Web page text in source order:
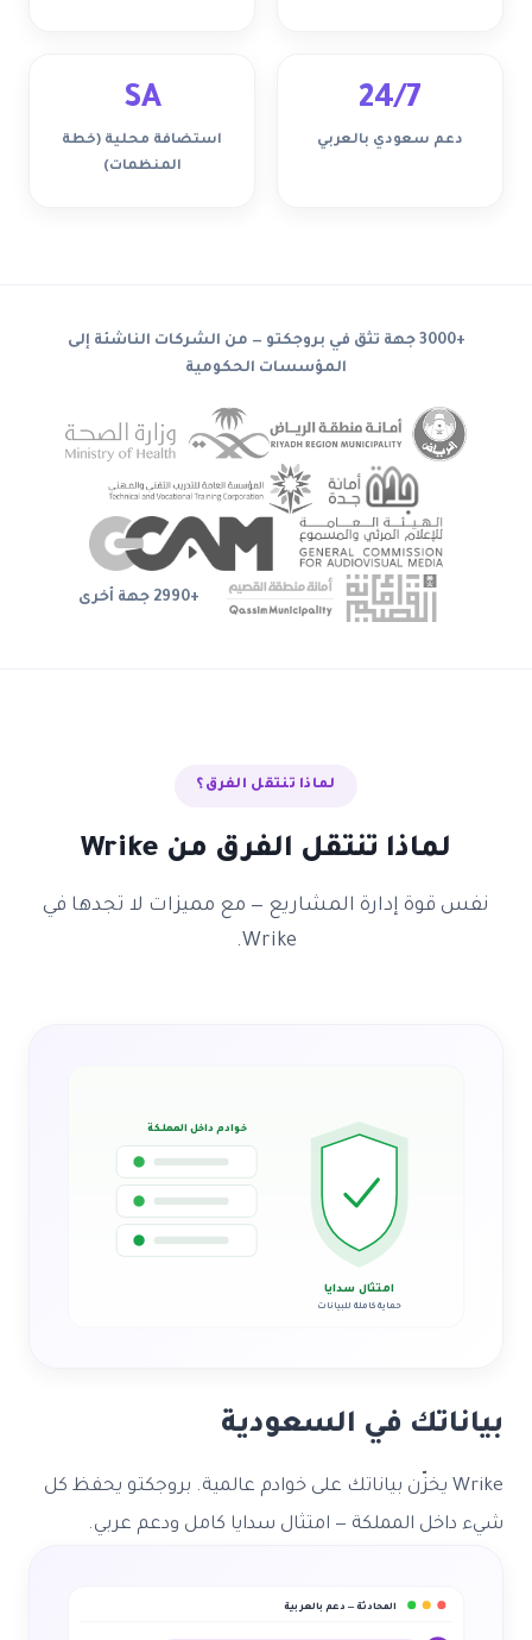
24/7
دعم سعودي بالعربي
SA
استضافة محلية (خطة
المنظمات)
+3000 جهة تثق في بروجكتو — من الشركات الناشئة إلى
المؤسسات الحكومية
+2990 جهة أخرى
لماذا تنتقل الفرق؟
لماذا تنتقل الفرق من Wrike
نفس قوة إدارة المشاريع — مع مميزات لا تجدها في
Wrike.
بياناتك في السعودية
Wrike يخزّن بياناتك على خوادم عالمية. بروجكتو يحفظ كل
شيء داخل المملكة — امتثال سدايا كامل ودعم عربي.
خوادم داخل المملكة
امتثال سدايا
حماية كاملة للبيانات
المحادثة — دعم بالعربية